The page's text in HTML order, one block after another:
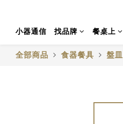
小器通信 找品牌 餐桌上
全部商品 食器餐具 盤皿